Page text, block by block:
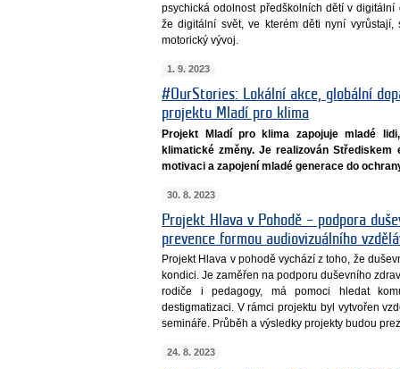
psychická odolnost předškolních dětí v
že digitální svět, ve kterém děti nyní
motorický vývoj.
1. 9. 2023
#OurStories: Lokální akce, globální
projektu Mladí pro klima
Projekt Mladí pro klima zapojuje mladé
klimatické změny. Je realizován
motivaci a zapojení mladé generace do
30. 8. 2023
Projekt Hlava v Pohodě – podpora
prevence formou audiovizuálního
Projekt Hlava v pohodě vychází z toho, že
kondici. Je zaměřen na podporu duševního
rodiče i pedagogy, má pomoci hledat
destigmatizaci. V rámci projektu byl vytvořen
semináře. Průběh a výsledky projekty budou
24. 8. 2023